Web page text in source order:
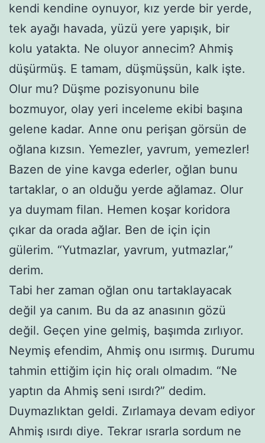
kendi kendine oynuyor, kız yerde bir yerde,
tek ayağı havada, yüzü yere yapışık, bir
kolu yatakta. Ne oluyor annecim? Ahmiş
düşürmüş. E tamam, düşmüşsün, kalk işte.
Olur mu? Düşme pozisyonunu bile
bozmuyor, olay yeri inceleme ekibi başına
gelene kadar. Anne onu perişan görsün de
oğlana kızsın. Yemezler, yavrum, yemezler!
Bazen de yine kavga ederler, oğlan bunu
tartaklar, o an olduğu yerde ağlamaz. Olur
ya duymam filan. Hemen koşar koridora
çıkar da orada ağlar. Ben de için için
gülerim. “Yutmazlar, yavrum, yutmazlar,”
derim.
Tabi her zaman oğlan onu tartaklayacak
değil ya canım. Bu da az anasının gözü
değil. Geçen yine gelmiş, başımda zırlıyor.
Neymiş efendim, Ahmiş onu ısırmış. Durumu
tahmin ettiğim için hiç oralı olmadım. “Ne
yaptın da Ahmiş seni ısırdı?” dedim.
Duymazlıktan geldi. Zırlamaya devam ediyor
Ahmiş ısırdı diye. Tekrar ısrarla sordum ne